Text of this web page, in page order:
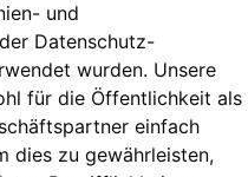
und
Datenschutz-
wurden. Unsere
für die Öffentlichkeit als
einfach
dies zu gewährleisten,